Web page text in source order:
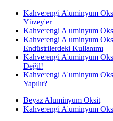
Kahverengi Aluminyum
Yüzeyler
Kahverengi Aluminyum
Kahverengi Aluminyum
Endüstrilerdeki Kullanımı
Kahverengi Aluminyum
Değil!
Kahverengi Aluminyum
Yapılır?
Beyaz Aluminyum Oksit
Kahverengi Aluminyum